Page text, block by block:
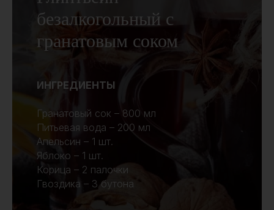
безалкогольный с
гранатовым соком
ИНГРЕДИЕНТЫ
Гранатовый сок – 800 мл
Питьевая вода – 200 мл
Апельсин – 1 шт.
Яблоко – 1 шт.
Корица – 2 палочки
Гвоздика – 3 бутона